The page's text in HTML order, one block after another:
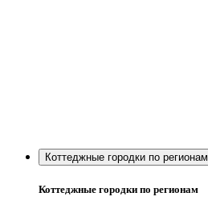
Коттеджные городки по регионам
Коттеджные городки по регионам